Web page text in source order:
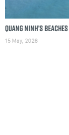
Quang Ninh’s
15 May, 2026